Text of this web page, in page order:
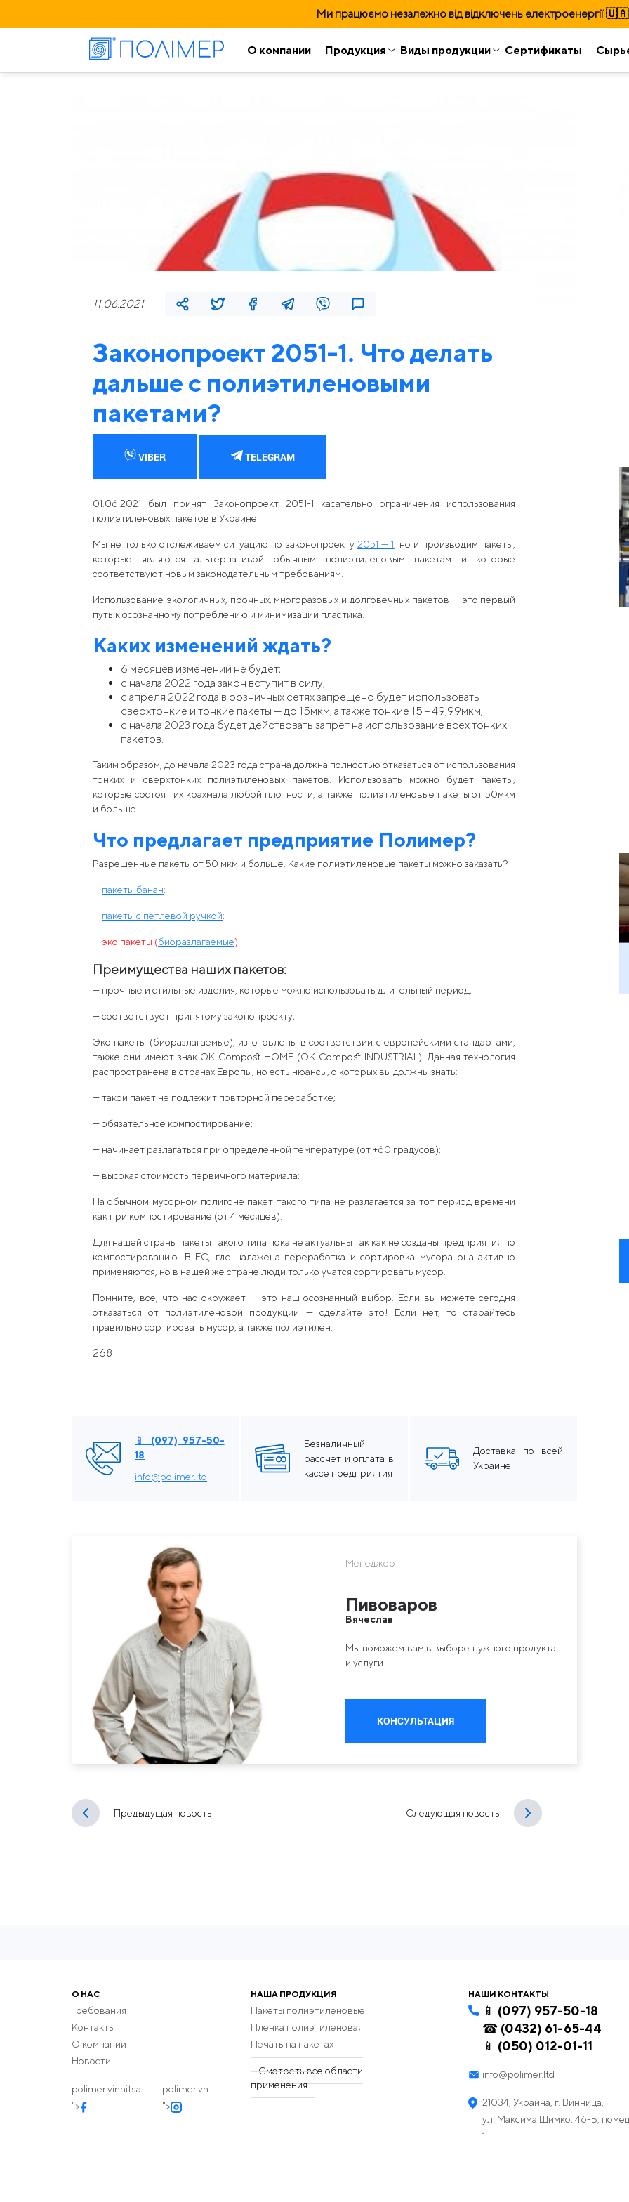
Ми працюємо незалежно від відключень електроенергії 🇺🇦
О компании Продукция Виды продукции Сертификаты
11.06.2021
Законопроект 2051-1. Что делать
дальше с полиэтиленовыми
пакетами?
VIBER TELEGRAM
01.06.2021 был принят Законопроект 2051-1 касательно ограничения использования
полиэтиленовых пакетов в Украине.
Мы не только отслеживаем ситуацию по законопроекту 2051 — 1 , но и производим пакеты,
которые являются альтернативой обычным полиэтиленовым пакетам и которые
соответствуют новым законодательным требованиям.
Использование экологичных, прочных, многоразовых и долговечных пакетов — это первый
путь к осознанному потреблению и минимизации пластика.
Каких изменений ждать?
6 месяцев изменений не будет;
с начала 2022 года закон вступит в силу;
с апреля 2022 года в розничных сетях запрещено будет использовать
сверхтонкие и тонкие пакеты — до 15мкм, а также тонкие 15 – 49,99мкм;
с начала 2023 года будет действовать запрет на использование всех тонких
пакетов.
Таким образом, до начала 2023 года страна должна полностью отказаться от использования
тонких и сверхтонких полиэтиленовых пакетов. Использовать можно будет пакеты,
которые состоят их крахмала любой плотности, а также полиэтиленовые пакеты от 50мкм
и больше.
Что предлагает предприятие Полимер?
Разрешенные пакеты от 50 мкм и больше. Какие полиэтиленовые пакеты можно заказать?
— пакеты банан;
— пакеты с петлевой ручкой;
— эко пакеты (биоразлагаемые).
Преимущества наших пакетов:
— прочные и стильные изделия, которые можно использовать длительный период;
— соответствует принятому законопроекту;
Эко пакеты (биоразлагаемые), изготовлены в соответствии с европейскими стандартами,
также они имеют знак OK Compost HOME (OK Compost INDUSTRIAL). Данная технология
распространена в странах Европы, но есть нюансы, о которых вы должны знать:
— такой пакет не подлежит повторной переработке;
— обязательное компостирование;
— начинает разлагаться при определенной температуре (от +60 градусов);
— высокая стоимость первичного материала;
На обычном мусорном полигоне пакет такого типа не разлагается за тот период времени
как при компостирование (от 4 месяцев).
Для нашей страны пакеты такого типа пока не актуальны так как не созданы предприятия по
компостированию. В ЕС, где налажена переработка и сортировка мусора она активно
применяются, но в нашей же стране люди только учатся сортировать мусор.
Помните, все, что нас окружает — это наш осознанный выбор. Если вы можете сегодня
отказаться от полиэтиленовой продукции — сделайте это! Если нет, то старайтесь
правильно сортировать мусор, а также полиэтилен.
268
📱 (097) 957-50-
18
info@polimer.ltd
Безналичный
рассчет и оплата в
кассе предприятия
Доставка по всей
Украине
Менеджер
Пивоваров
Вячеслав
Мы поможем вам в выборе нужного продукта
и услуги!
КОНСУЛЬТАЦИЯ
Предыдущая новость Следующая новость
О НАС
Требования
Контакты
О компании
Новости
polimer.vinnitsa
">
polimer.vn
">
НАША ПРОДУКЦИЯ
Пакеты полиэтиленовые
Пленка полиэтиленовая
Печать на пакетах
Смотреть все области
применения
НАШИ КОНТАКТЫ
📱 (097) 957-50-18
☎ (0432) 61-65-44
📱 (050) 012-01-11
info@polimer.ltd
21034, Украина, г. Винница,
ул. Максима Шимко, 46-Б,
1